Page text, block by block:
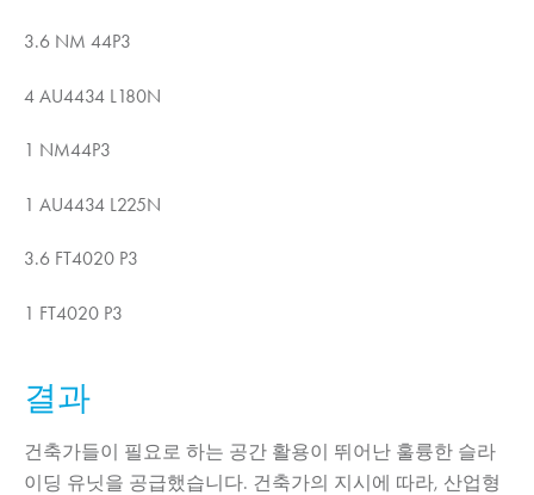
3.6 NM 44P3
4 AU4434 L180N
1 NM44P3
1 AU4434 L225N
3.6 FT4020 P3
1 FT4020 P3
결과
건축가들이 필요로 하는 공간 활용이 뛰어난 훌륭한 슬라
이딩 유닛을 공급했습니다. 건축가의 지시에 따라, 산업형